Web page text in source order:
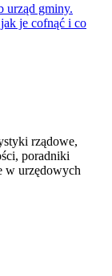
urząd gminy.
je cofnąć i co
rządowe,
poradniki
w urzędowych